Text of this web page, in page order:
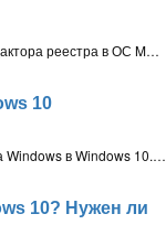
Как полностью отключить антивирус Microsoft Defender с помощью редактора реестра в ОС MS Windows 11. Отключение функций Защита в режиме реального времени и Защита от подделки антивируса Microsoft Defender
10
Подробная инструкция по настройке Центра безопасности Защитника Windows в Windows 10. Центр безопасност включает встроенный антивирус, защиту от шифровальщиков и эксплойтов, Брандмауэр Windows, SmartScreen и родительский контроль
10? Нужен ли